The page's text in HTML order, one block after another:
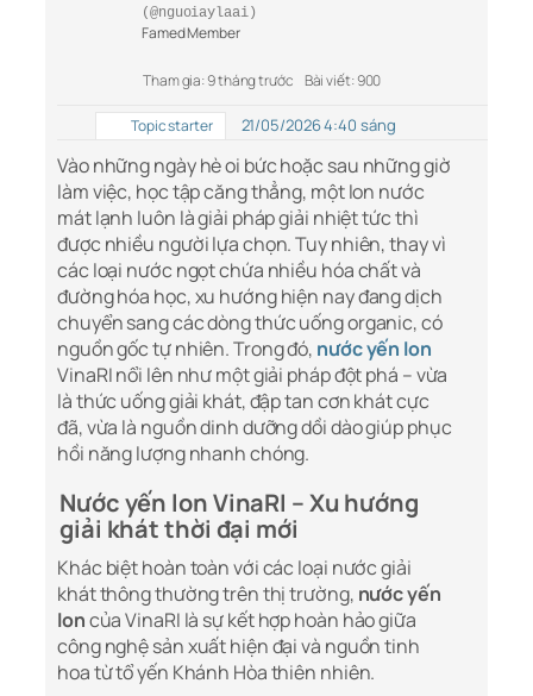
(@nguoiaylaai)
Famed Member
Tham gia: 9 tháng trước Bài viết: 900
Topic starter 21/05/2026 4:40 sáng
Vào những ngày hè oi bức hoặc sau những giờ
làm việc, học tập căng thẳng, một lon nước
mát lạnh luôn là giải pháp giải nhiệt tức thì
được nhiều người lựa chọn. Tuy nhiên, thay vì
các loại nước ngọt chứa nhiều hóa chất và
đường hóa học, xu hướng hiện nay đang dịch
chuyển sang các dòng thức uống organic, có
nguồn gốc tự nhiên. Trong đó, nước yến lon
VinaRI nổi lên như một giải pháp đột phá – vừa
là thức uống giải khát, đập tan cơn khát cực
đã, vừa là nguồn dinh dưỡng dồi dào giúp phục
hồi năng lượng nhanh chóng.
Nước yến lon VinaRI – Xu hướng
giải khát thời đại mới
Khác biệt hoàn toàn với các loại nước giải
khát thông thường trên thị trường, nước yến
loncủa VinaRI là sự kết hợp hoàn hảo giữa
công nghệ sản xuất hiện đại và nguồn tinh
hoa từ tổ yến Khánh Hòa thiên nhiên.